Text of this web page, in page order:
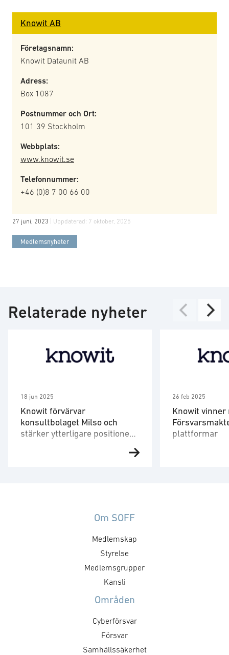
Knowit AB
Företagsnamn:
Knowit Dataunit AB
Adress:
Box 1087
Postnummer och Ort:
101 39 Stockholm
Webbplats:
www.knowit.se
Telefonnummer:
+46 (0)8 7 00 66 00
27 juni, 2023 | Uppdaterad: 7 oktober, 2025
Medlemsnyheter
Relaterade nyheter
18 jun 2025
Knowit förvärvar
konsultbolaget Milso och
stärker ytterligare positionen
Knowit AB förvärvar 100 procent
försvarsområdet. Knowit är
för det militära och civila
försvaret i nära samarbete med
såväl Försvarsmakten, Försvarets
av Milso stärks denna …
26 feb 2025
Knowit
plattformar
Om SOFF
Medlemskap
Styrelse
Medlemsgrupper
Kansli
Områden
Cyberförsvar
Försvar
Samhällssäkerhet